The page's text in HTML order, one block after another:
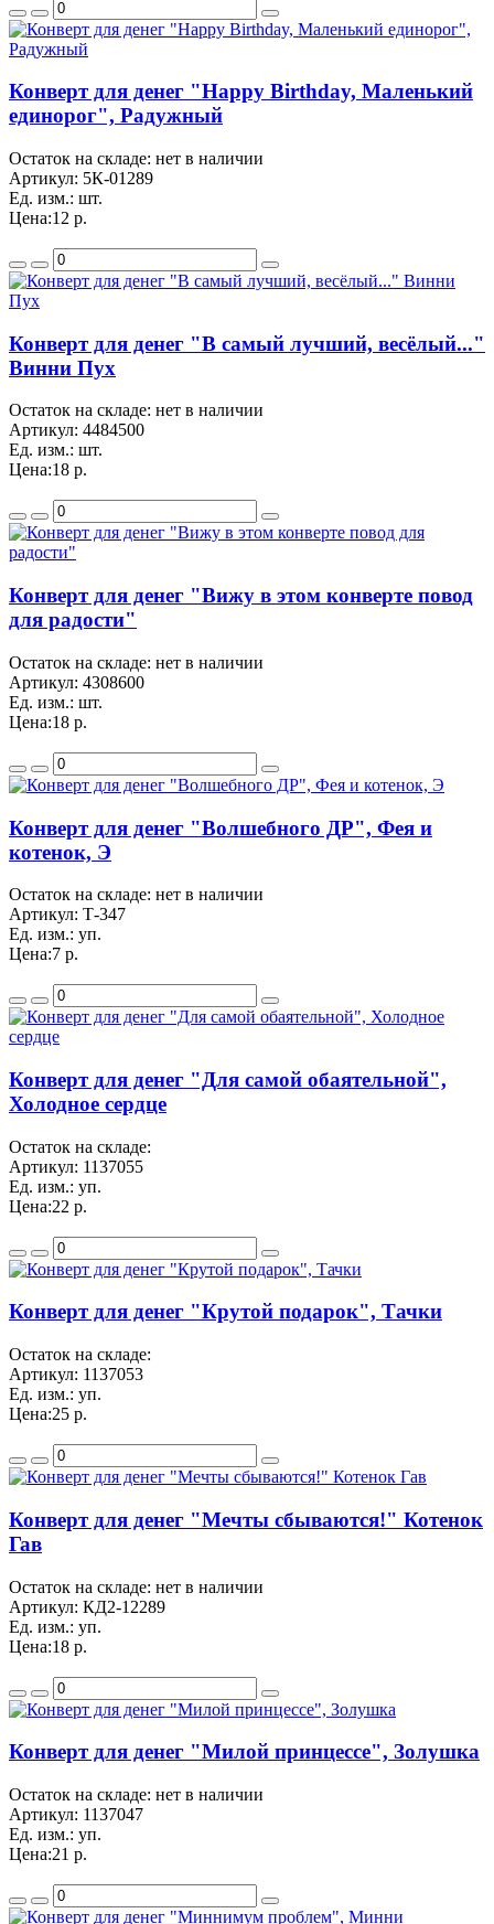
Конверт для денег "Happy Birthday, Маленький
единорог", Радужный
Остаток на складе: нет в наличии
Артикул: 5К-01289
Ед. изм.: шт.
Цена:12 р.
Конверт для денег "В самый лучший, весёлый..."
Винни Пух
Остаток на складе: нет в наличии
Артикул: 4484500
Ед. изм.: шт.
Цена:18 р.
Конверт для денег "Вижу в этом конверте повод
для радости"
Остаток на складе: нет в наличии
Артикул: 4308600
Ед. изм.: шт.
Цена:18 р.
Конверт для денег "Волшебного ДР", Фея и
котенок, Э
Остаток на складе: нет в наличии
Артикул: Т-347
Ед. изм.: уп.
Цена:7 р.
Конверт для денег "Для самой обаятельной",
Холодное сердце
Остаток на складе:
Артикул: 1137055
Ед. изм.: уп.
Цена:22 р.
Конверт для денег "Крутой подарок", Тачки
Остаток на складе:
Артикул: 1137053
Ед. изм.: уп.
Цена:25 р.
Конверт для денег "Мечты сбываются!" Котенок
Гав
Остаток на складе: нет в наличии
Артикул: КД2-12289
Ед. изм.: уп.
Цена:18 р.
Конверт для денег "Милой принцессе", Золушка
Остаток на складе: нет в наличии
Артикул: 1137047
Ед. изм.: уп.
Цена:21 р.